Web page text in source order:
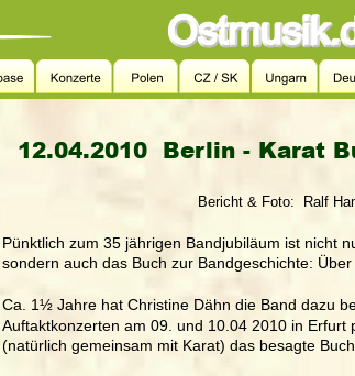
12.04.2010  Berlin - Karat
Bericht & Foto:  Ralf
Pünktlich zum 35 jährigen Bandjubiläum ist nicht
sondern auch das Buch zur Bandgeschichte:
Ca. 1½ Jahre hat Christine Dähn die Band dazu
Auftaktkonzerten am 09. und 10.04 2010 in Erfurt
(natürlich gemeinsam mit Karat) das besagte